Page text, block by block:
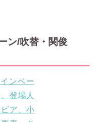
ン/吹替・関俊